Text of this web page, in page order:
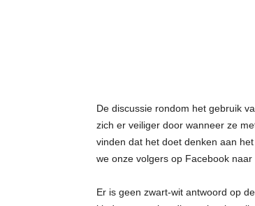
De discussie rondom het gebruik
zich er veiliger door wanneer ze
vinden dat het doet denken aan
we onze volgers op Facebook
Er is geen zwart-wit antwoord op